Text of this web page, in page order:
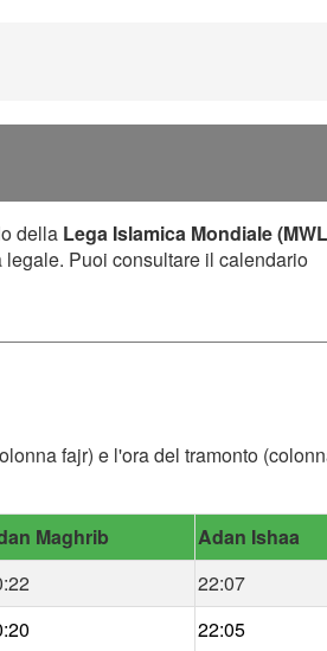
della Lega Islamica Mondiale
Puoi consultare il calendario
fajr) e l'ora del tramonto
Maghrib
Adan Ishaa
22:07
22:05